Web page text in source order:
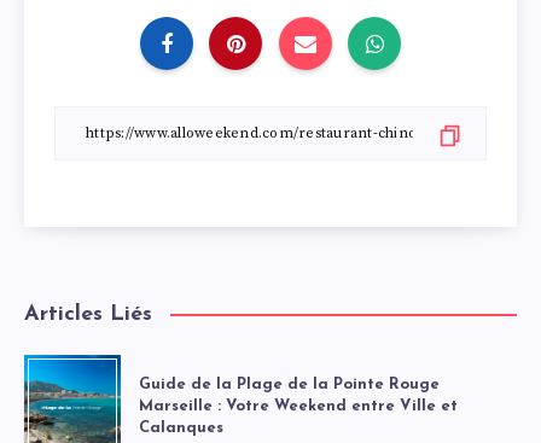
Articles Liés
Guide de la Plage de la Pointe Rouge
Marseille : Votre Weekend entre Ville et
Calanques